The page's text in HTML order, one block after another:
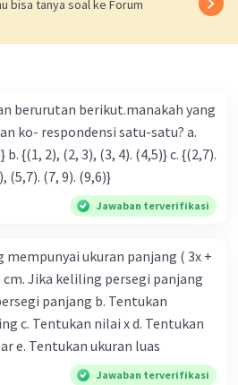
bisa tanya soal ke Forum
berurutan berikut.manakah yang
satu? a.
d. {(3.4), (5,7). (7, 9). (9,6)}
Jawaban terverifikasi
mempunyai ukuran panjang ( 3x +
cm. Jika keliling persegi panjang
panjang b. Tentukan
c. Tentukan nilai x d. Tentukan
e. Tentukan ukuran luas
Jawaban terverifikasi